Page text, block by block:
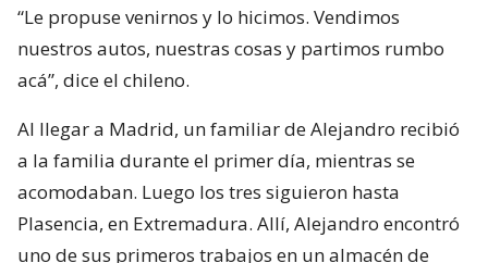
“Le propuse venirnos y lo hicimos. Vendimos
nuestros autos, nuestras cosas y partimos rumbo
acá”, dice el chileno.
Al llegar a Madrid, un familiar de Alejandro recibió
a la familia durante el primer día, mientras se
acomodaban. Luego los tres siguieron hasta
Plasencia, en Extremadura. Allí, Alejandro encontró
uno de sus primeros trabajos en un almacén de